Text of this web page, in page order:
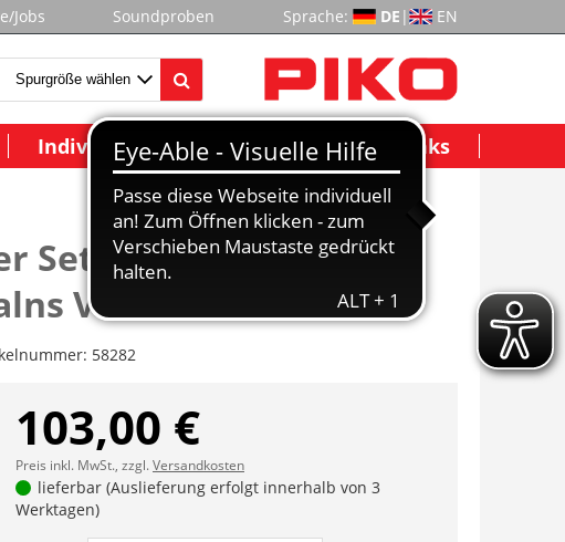
Jobs Soundproben Sprache: DE | EN
Individuelle Modelle Wichtige Links
Set Schüttgutwagen
VTG VI
58282
103,00 €
Preis inkl. MwSt., zzgl.Versandkosten
lieferbar (Auslieferung erfolgt innerhalb von 3
Werktagen)